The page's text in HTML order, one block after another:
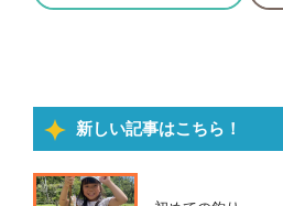
新しい記事はこちら！